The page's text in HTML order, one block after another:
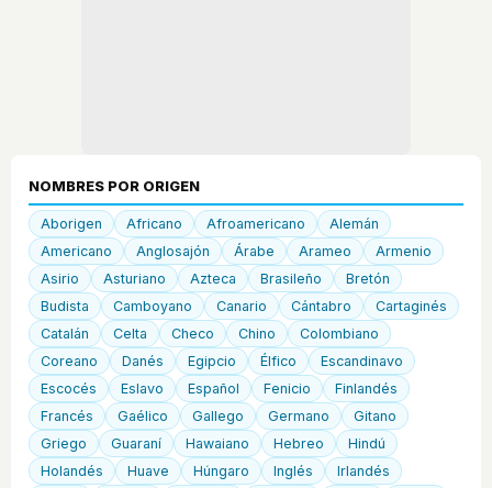
NOMBRES POR ORIGEN
Aborigen Africano Afroamericano
Alemán
Americano
Anglosajón Árabe Arameo
Armenio
Asirio
Asturiano Azteca Brasileño
Bretón
Budista
Camboyano Canario Cántabro
Cartaginés
Catalán
Celta Checo Chino
Colombiano
Coreano
Danés Egipcio Élfico
Escandinavo
Escocés
Eslavo Español Fenicio
Finlandés
Francés
Gaélico Gallego Germano
Gitano
Griego
Guaraní Hawaiano Hebreo
Hindú
Holandés
Huave Húngaro Inglés
Irlandés